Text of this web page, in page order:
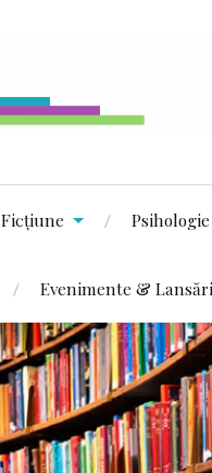
Ficțiune Psihologie
Evenimente & Lansări